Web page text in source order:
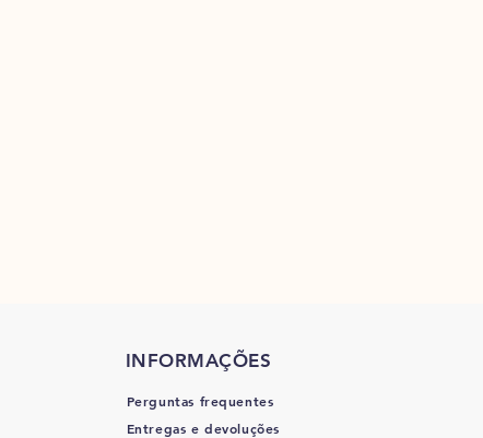
INFORMAÇÕES
Perguntas frequentes
Entregas e devoluções